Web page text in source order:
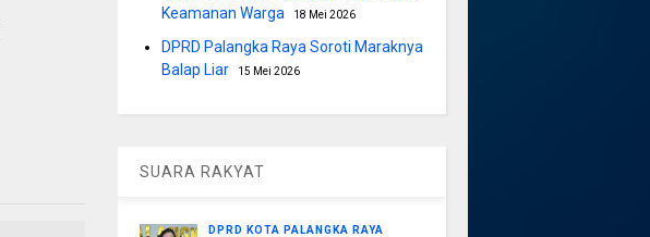
Keamanan Warga
18 Mei 2026
DPRD Palangka Raya Soroti Maraknya
Balap Liar
15 Mei 2026
SUARA RAKYAT
DPRD KOTA PALANGKA RAYA